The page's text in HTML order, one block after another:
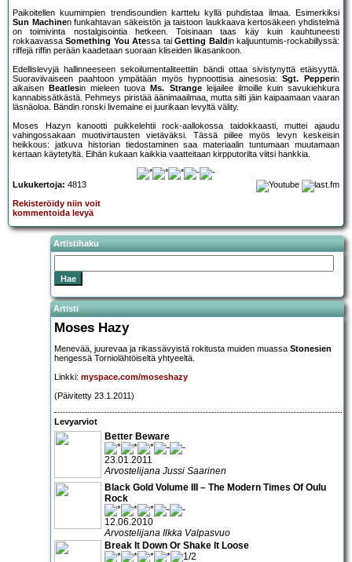
Paikoitellen kuumimpien trendisoundien karttelu kyllä puhdistaa ilmaa. Esimerkiksi
Sun Machinen funkahtavan säkeistön ja taistoon laukkaava kertosäkeen yhdistelmä
on toimivinta nostalgisointia hetkeen. Toisinaan taas käy kuin kauhtuneesti
rokkaavassaSomething You Atessa taiGetting Baldin kaljuuntumis-rockabillyssä:
riffejä riffin perään kaadetaan suoraan kliseiden likasankoon.
Edellislevyjä hallinneeseen sekoilumentaliteettiin bändi ottaa sivistynyttä etäisyyttä.
Suoraviivaiseen paahtoon ympätään myös hypnoottisia ainesosia:Sgt. Pepperin
aikaisen
Beatlesin mieleen tuova Ms. Strangeleijailee ilmoille kuin savukiehkura
kannabissätkästä. Pehmeys piristää äänimaailmaa, mutta silti jäin kaipaamaan vaaran
läsnäoloa. Bändin ronski livemaine ei juurikaan levyltä välity.
Moses Hazyn kanootti puikkelehtii rock-aallokossa taidokkaasti, muttei ajaudu
vahingossakaan muotivirtausten vietäväksi. Tässä piilee myös levyn keskeisin
heikkous: jatkuva historian tiedostaminen saa materiaalin tuntumaan muutamaan
kertaan käytetyltä. Eihän kukaan kaikkia vaatteitaan kirpputorilta viitsi hankkia.
Lukukertoja: 4813
Rekisteröidy niin voit
kommentoida levyä
Artistihaku
Artisti
Moses Hazy
Menevää, juurevaa ja rikassävyistä rokitusta muiden muassa Stonesien
hengessä Torniolähtöiseltä yhtyeeltä.
Linkki: myspace.com/moseshazy
(Päivitetty 23.1.2011)
Levyarviot
Better Beware
23.01.2011
Arvostelijana Jussi Saarinen
Black Gold Volume III – The Modern Times Of Oulu
Rock
12.06.2010
Arvostelijana Ilkka Valpasvuo
Break It Down Or Shake It Loose